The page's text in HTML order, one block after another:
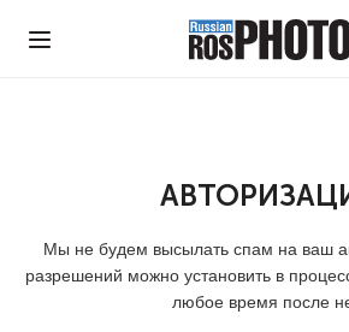
Мы не будем высылать спам на ваш
разрешений можно установить в
любое время после